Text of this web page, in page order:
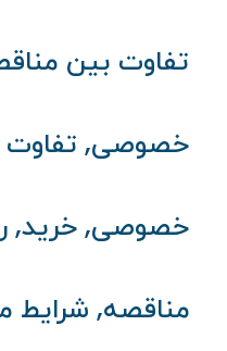
تفاوت بین
خصوصی,
خصوصی, خرید,
مناقصه, شرایط